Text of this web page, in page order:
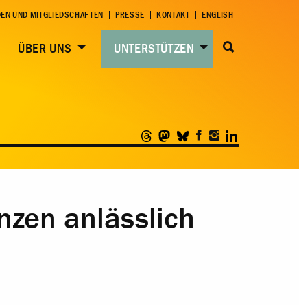
UND MITGLIEDSCHAFTEN PRESSE KONTAKT ENGLISH
ÜBER UNS UNTERSTÜTZEN
anlässlich